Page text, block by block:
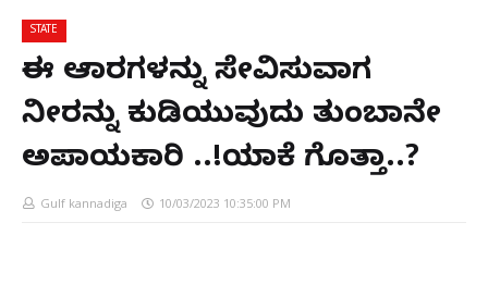
STATE
ಈ ಆಹಾರಗಳನ್ನು ಸೇವಿಸುವಾಗ
ನೀರನ್ನು ಕುಡಿಯುವುದು ತುಂಬಾನೇ
ಅಪಾಯಕಾರಿ ..!ಯಾಕೆ ಗೊತ್ತಾ..?
Gulf kannadiga 10/03/2023 10:35:00 PM